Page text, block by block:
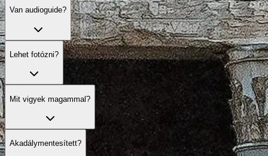
Van audioguide?
Lehet fotózni?
Mit vigyek magammal?
Akadálymentesített?